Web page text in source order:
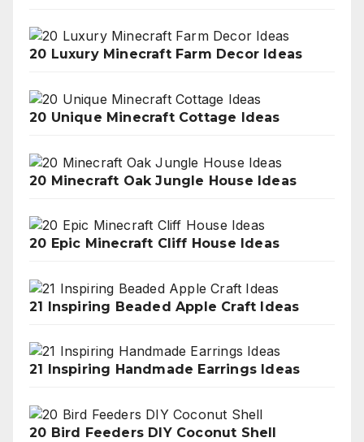
20 Luxury Minecraft Farm Decor Ideas
20 Unique Minecraft Cottage Ideas
20 Minecraft Oak Jungle House Ideas
20 Epic Minecraft Cliff House Ideas
21 Inspiring Beaded Apple Craft Ideas
21 Inspiring Handmade Earrings Ideas
20 Bird Feeders DIY Coconut Shell